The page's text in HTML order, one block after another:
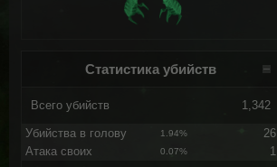
Статистика убийств
Всего убийств 1,342
Убийства в голову 1.94%
26
Атака своих
0.07% 1